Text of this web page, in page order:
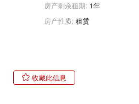
房产剩余租期: 1年
房产性质: 租赁
收藏此信息